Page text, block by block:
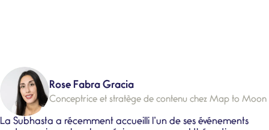
Rose Fabra Gracia
Conceptrice et stratège de contenu chez Map to Moon
La Subhasta a récemment accueilli l’un de ses événements